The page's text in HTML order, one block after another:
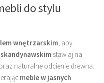
do stylu
wnętrzarskim, aby
stawiaj na
naturalne odcienie drewna.
meble w jasnych